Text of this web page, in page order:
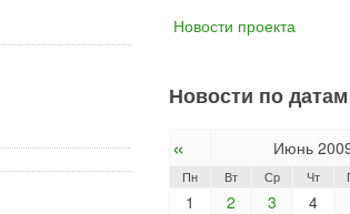
Новости проекта
Новости по датам
« Июнь
Пн Вт Ср Чт
1 2 3 4